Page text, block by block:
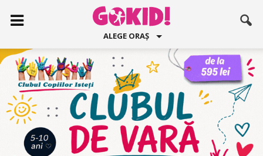
ALEGE ORAȘ